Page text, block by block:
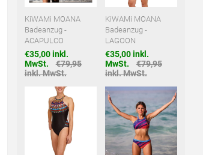
KiWAMi MOANA
Badeanzug -
ACAPULCO
€35,00 inkl.
MwSt.
€79,95
inkl. MwSt.
KiWAMi MOANA
Badeanzug -
LAGOON
€35,00 inkl.
MwSt.
€79,95
inkl. MwSt.